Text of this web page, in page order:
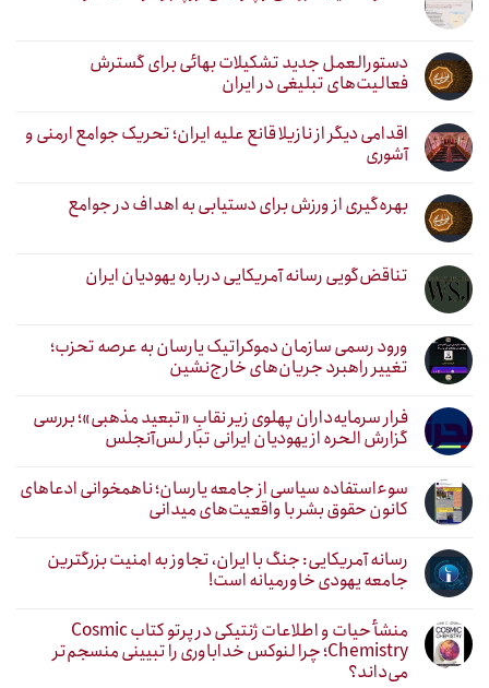
دستورالعمل جدید تشکیلات بهائی برای گسترش
فعالیت‌های تبلیغی در ایران
اقدامی دیگر از نازیلا قانع علیه ایران؛ تحریک جوامع ارمنی و
آشوری
بهره‌گیری از ورزش برای دستیابی به اهداف در جوامع
تناقض‌گویی رسانه آمریکایی درباره یهودیان ایران
ورود رسمی سازمان دموکراتیک یارسان به عرصه تحزب؛
تغییر راهبرد جریان‌های خارج‌نشین
فرار سرمایه‌داران پهلوی زیر نقابِ «تبعید مذهبی»؛ بررسی
گزارش الحره از یهودیان ایرانی تبار لس‌آنجلس
سوءاستفاده سیاسی از جامعه یارسان؛ ناهمخوانی ادعاهای
کانون حقوق بشر با واقعیت‌های میدانی
رسانه آمریکایی: جنگ با ایران، تجاوز به امنیت بزرگترین
جامعه یهودی خاورمیانه است!
منشأ حیات و اطلاعات ژنتیکی در پرتو کتاب Cosmic
Chemistry؛ چرا لنوکس خداباوری را تبیینی منسجم‌تر
می‌داند؟